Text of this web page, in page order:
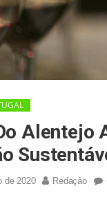
Alentejo
de 2020 Redação